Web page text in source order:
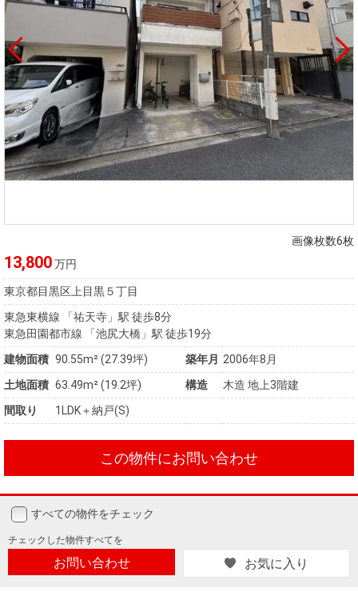
画像枚数6枚
13,800万円
東京都目黒区上目黒５丁目
東急東横線 「祐天寺」駅 徒歩8分
東急田園都市線 「池尻大橋」駅 徒歩19分
建物面積 90.55m² (27.39坪) 築年月 2006年8月
土地面積 63.49m² (19.2坪) 構造
木造 地上3階建
間取り
1LDK＋納戸(S)
この物件にお問い合わせ
すべての物件をチェック
チェックした物件すべてを
お問い合わせ お気に入り